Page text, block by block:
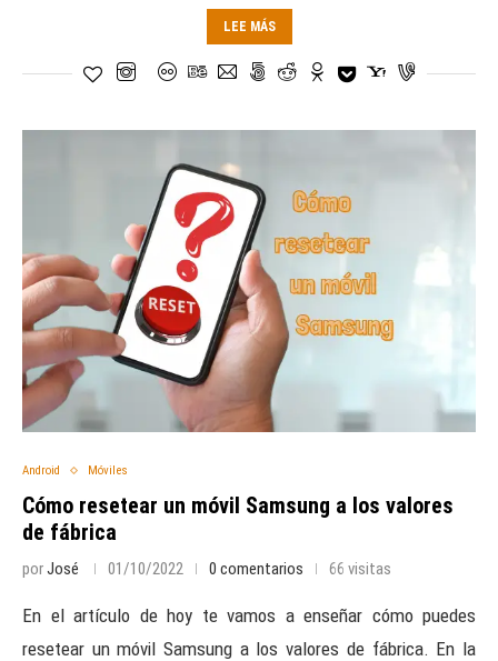
LEE MÁS
Android Móviles
Cómo resetear un móvil Samsung a los valores
de fábrica
porJosé 01/10/2022 0 comentarios 66 visitas
En el artículo de hoy te vamos a enseñar cómo puedes
resetear un móvil Samsung a los valores de fábrica. En la